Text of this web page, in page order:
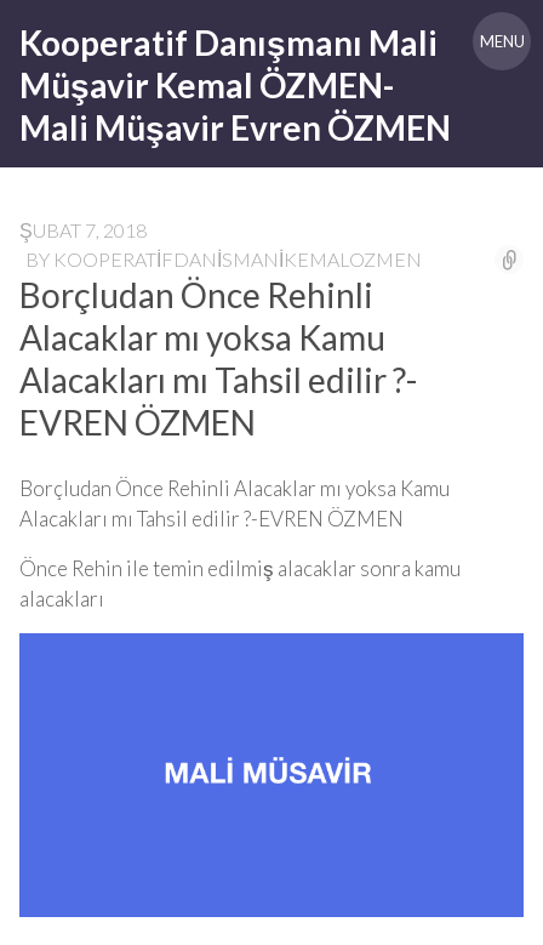
content
Kooperatif Danışmanı Mali
Müşavir Kemal ÖZMEN-
Mali Müşavir Evren ÖZMEN
MENU
ŞUBAT 7, 2018
BY KOOPERATIFDANISMANIKEMALOZMEN
Borçludan Önce Rehinli
Alacaklar mı yoksa Kamu
Alacakları mı Tahsil edilir ?-
EVREN ÖZMEN
Borçludan Önce Rehinli Alacaklar mı yoksa Kamu
Alacakları mı Tahsil edilir ?-EVREN ÖZMEN
Önce Rehin ile temin edilmiş alacaklar sonra kamu
alacakları